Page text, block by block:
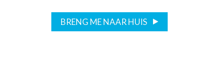
BRENG ME NAAR HUIS